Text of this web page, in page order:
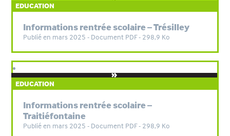
EDUCATION
Informations rentrée scolaire – Trésilley
Publié en mars 2025 - Document PDF - 298,9 Ko
EDUCATION
Informations rentrée scolaire –
Traitiéfontaine
Publié en mars 2025 - Document PDF - 298,9 Ko